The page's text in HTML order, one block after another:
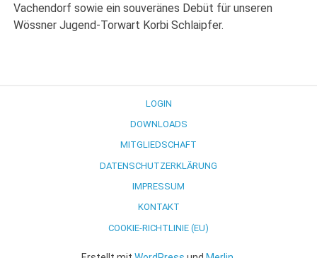
Vachendorf sowie ein souveränes Debüt für unseren
Wössner Jugend-Torwart Korbi Schlaipfer.
LOGIN
DOWNLOADS
MITGLIEDSCHAFT
DATENSCHUTZERKLÄRUNG
IMPRESSUM
KONTAKT
COOKIE-RICHTLINIE (EU)